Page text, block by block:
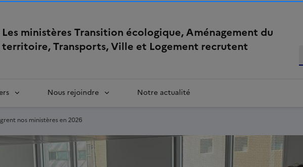
Les ministères Transition écologique, Aménagement du
territoire, Transports, Ville et Logement recrutent
Nous rejoindre Notre actualité
nos ministères en 2026
Image